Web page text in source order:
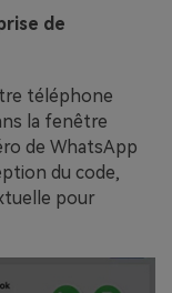
de
téléphone
la fenêtre
de WhatsApp
du code,
pour